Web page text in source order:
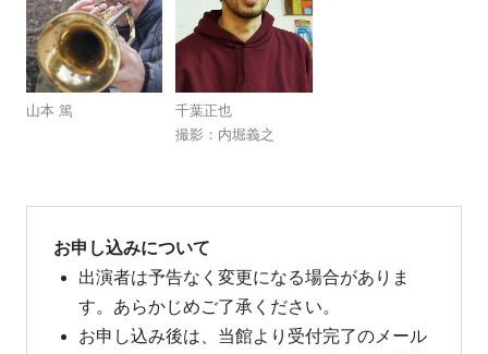
山本 篤
千葉正也
撮影：内堀義之
お申し込みについて
出演者は予告なく変更になる場合がありま
す。あらかじめご了承ください。
お申し込み後は、当館より受付完了のメール